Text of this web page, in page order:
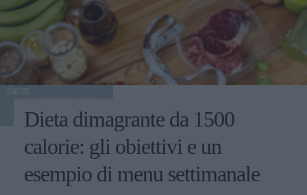
Dieta dimagrante da 1500
calorie: gli obiettivi e un
esempio di menu settimanale